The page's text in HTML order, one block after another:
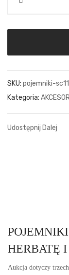
SKU: pojemniki-
Kategoria:
Udostępnij Dalej
HERBATĘ
Aukcja dotyczy